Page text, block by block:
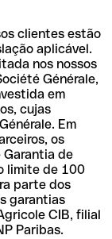
clientes estão
aplicável.
nos nossos
Générale,
em
cujas
Em
os
de
limite de 100
parte dos
garantias
CIB, filial
Paribas.